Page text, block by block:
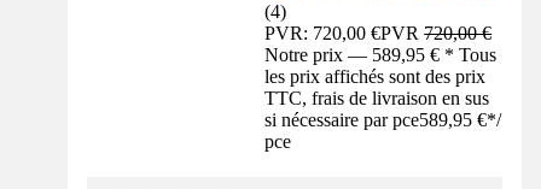
(4)
PVR: 720,00 €PVR720,00 €
Notre prix — 589,95 € * Tous
les prix affichés sont des prix
TTC, frais de livraison en sus
si nécessaire par pce589,95 €*/
pce